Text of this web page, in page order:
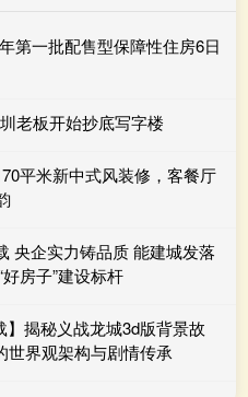
第一批配售型保障性住房6日
老板开始抄底写字楼
平米新中式风装修，客餐厅
央企实力铸品质 能建城发落
房子”建设标杆
】揭秘义战龙城3d版背景故
世界观架构与剧情传承